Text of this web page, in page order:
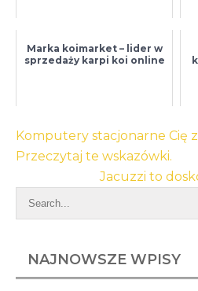
Marka koimarket – lider w
sprzedaży karpi koi online
Nawigacja
wpisu
Komputery stacjonarne Cię
Przeczytaj te wskazówki.
Jacuzzi to
NAJNOWSZE WPISY